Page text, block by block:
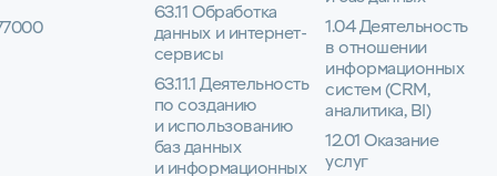
63.11 Обработка
данных и интернет-
сервисы
63.11.1 Деятельность
по созданию
и использованию
баз данных
и информационных
1.04 Деятельность
в отношении
информационных
систем (CRM,
аналитика, BI)
12.01 Оказание
услуг